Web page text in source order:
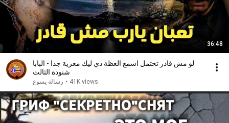
36:48
لو مش قادر تحتمل اسمع العظة دي ليك معزية جدا - البابا
شنودة الثالث
رسالة يسوع • 41K views